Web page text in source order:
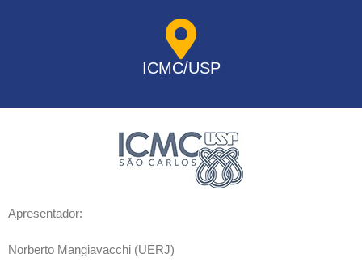
ICMC/USP
Apresentador:
Norberto Mangiavacchi (UERJ)